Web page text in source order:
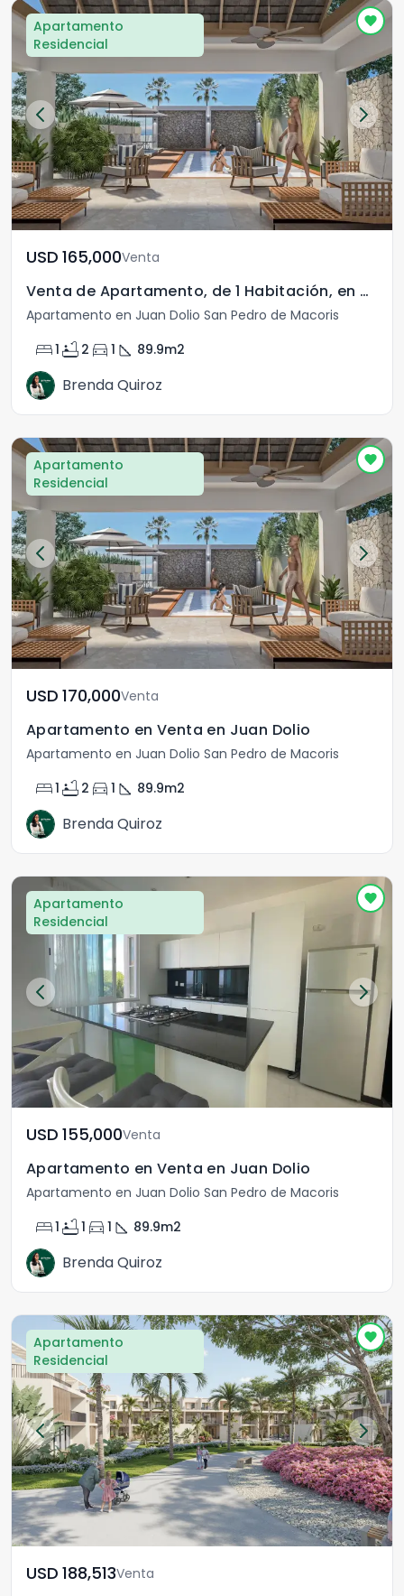
Apartamento
Residencial
USD	165,000Venta
Venta de Apartamento, de 1 Habitación, en Juan Dolio
Apartamento en Juan Dolio San Pedro de Macoris
bed1 bathtub 2 directions_car 1 square_foot 89.9m2
Brenda Quiroz
Apartamento
Residencial
USD	170,000Venta
Apartamento en Venta en Juan Dolio
Apartamento en Juan Dolio San Pedro de Macoris
bed1 bathtub 2 directions_car 1 square_foot 89.9m2
Brenda Quiroz
Apartamento
Residencial
USD	155,000Venta
Apartamento en Venta en Juan Dolio
Apartamento en Juan Dolio San Pedro de Macoris
bed1 bathtub1 directions_car 1 square_foot 89.9m2
Brenda Quiroz
Apartamento
Residencial
USD	188,513Venta